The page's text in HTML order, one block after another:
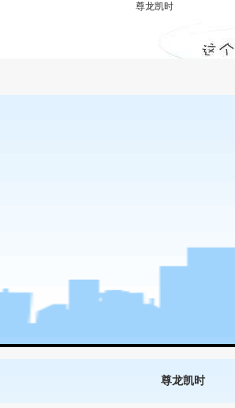
甲级监理公司分析劳务资
尊龙凯时
尊龙凯时